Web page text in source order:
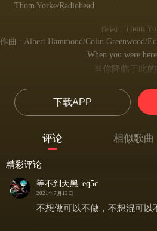
Thom Yorke/Radiohead
作词 : Thom
When you were
当你降临于此
我无法将你眼眸
You're just like an
你的面容宛若
你的肌肤让我泪
I wish I was
下载APP
评论 相似歌曲
精彩评论
等不到天黑_eq5c
2021年7月12日
不想做可以不做，不想混可以